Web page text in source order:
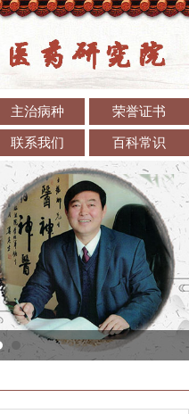
主治病种 荣誉证书
联系我们 百科常识